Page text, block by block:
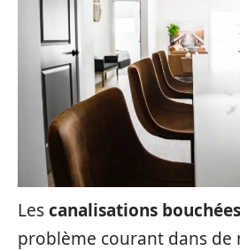
Lescanalisations bouchées
problème courant dans de